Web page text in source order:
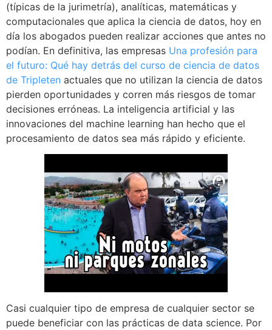
(típicas de la jurimetría), analíticas, matemáticas y
computacionales que aplica la ciencia de datos, hoy en
día los abogados pueden realizar acciones que antes no
podían. En definitiva, las empresas Una profesión para
el futuro: Qué hay detrás del curso de ciencia de datos
de Tripleten actuales que no utilizan la ciencia de datos
pierden oportunidades y corren más riesgos de tomar
decisiones erróneas. La inteligencia artificial y las
innovaciones del machine learning han hecho que el
procesamiento de datos sea más rápido y eficiente.
Casi cualquier tipo de empresa de cualquier sector se
puede beneficiar con las prácticas de data science. Por